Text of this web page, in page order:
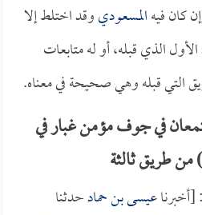
كان فيهالمسعوديوقد اختلط إلا
الذي قبله، أو له متابعات
التي قبله وهي صحيحة في معناه.
في جوف مؤمن غبار في
طريق ثالثة
[أخبرناعيسى بن حمادحدثنا